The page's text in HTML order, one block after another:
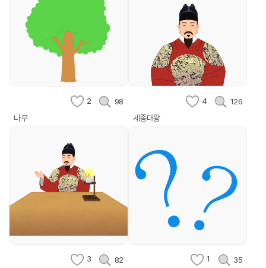
2 98
나무
4 126
세종대왕
3 82 1 35